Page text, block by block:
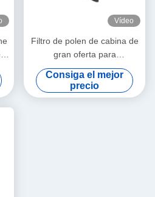
Vídeo
Filtro de polen de cabina de
gran oferta para
SUZUKI/Escudo OE código
95861-64J00
Consiga el mejor
precio